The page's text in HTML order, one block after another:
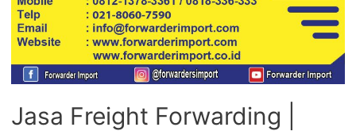
Jasa Freight Forwarding |